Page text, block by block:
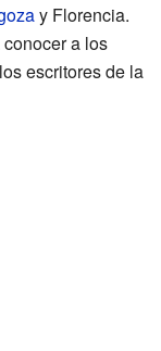
y Florencia.
a los
escritores de la